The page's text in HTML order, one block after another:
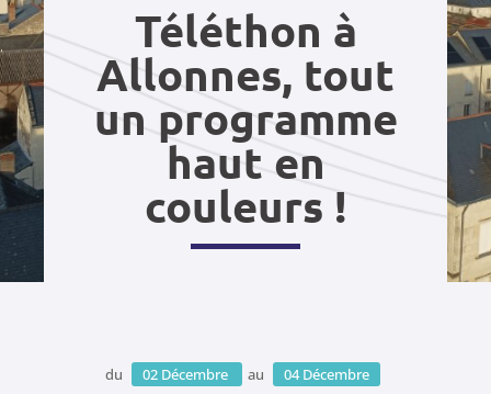
Téléthon à
Allonnes, tout
un programme
haut en
couleurs !
du 02 Décembre au 04 Décembre